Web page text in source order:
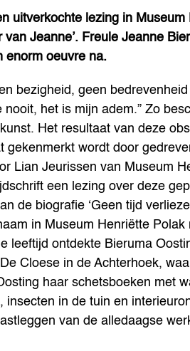
uitverkochte lezing in
van Jeanne’. Freule Jeanne
enorm oeuvre na.
bezigheid, geen
nooit, het is mijn adem.” Zo
Het resultaat van deze
gekenmerkt wordt door
Lian Jeurissen van Museum
een lezing over deze
de biografie ‘Geen tijd
in Museum Henriëtte
leeftijd ontdekte Bieruma
Cloese in de Achterhoek,
haar schetsboeken met
insecten in de tuin en
van de alledaagse